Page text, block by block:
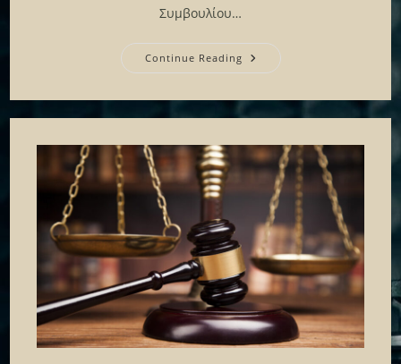
Συμβουλίου…
Continue ReadingΔΕΛΤΙΟ
ΤΥΠΟΥ